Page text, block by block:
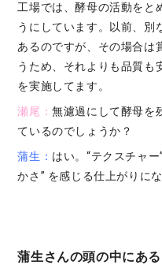
工場では、酵母の活動をと
うにしています。以前、別
あるのですが、その場合は
うため、それよりも品質も
を実施してます。
瀬尾：無濾過にして酵母を
ているのでしょうか？
蒲生： はい。“テクスチャ
かさ” を感じる仕上がりに
蒲生さんの頭の中にあ